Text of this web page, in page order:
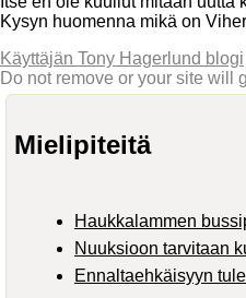
Kysyn huomenna mikä on
Käyttäjän Tony Hagerlund blogi
Do not remove or your site will
Mielipiteitä
Haukkalammen
Nuuksioon tarvitaan
Ennaltaehkäisyyn